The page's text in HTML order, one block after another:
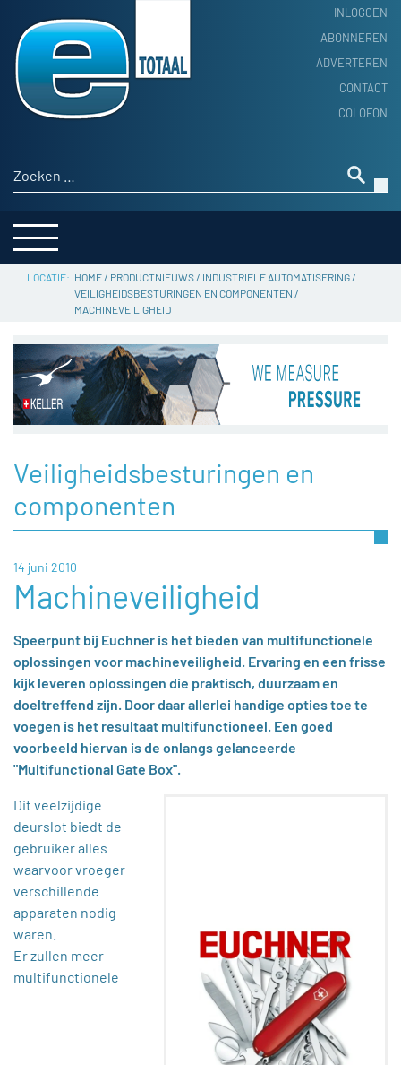
INLOGGEN
ABONNEREN
ADVERTEREN
CONTACT
COLOFON
Zoeken naar:
HOME
PRODUCTNIEUWS
ACHTERGROND
THEMA’S
SERVICE
HOME/ PRODUCTNIEUWS/ INDUSTRIELE AUTOMATISERING/
VEILIGHEIDSBESTURINGEN EN COMPONENTEN /
MACHINEVEILIGHEID
Veiligheidsbesturingen en
componenten
14 juni 2010
Machineveiligheid
Speerpunt bij Euchner is het bieden van multifunctionele
oplossingen voor machineveiligheid. Ervaring en een frisse
kijk leveren oplossingen die praktisch, duurzaam en
doeltreffend zijn. Door daar allerlei handige opties toe te
voegen is het resultaat multifunctioneel. Een goed
voorbeeld hiervan is de onlangs gelanceerde
"Multifunctional Gate Box".
Dit veelzijdige
deurslot biedt de
gebruiker alles
waarvoor vroeger
verschillende
apparaten nodig
waren.
Er zullen meer
multifunctionele